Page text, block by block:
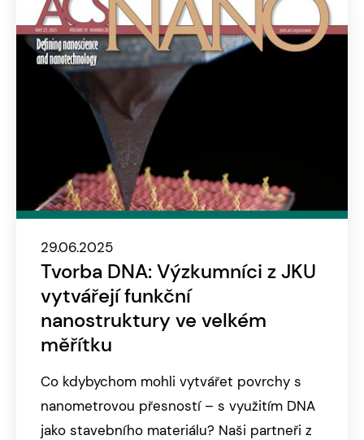
29.06.2025
Tvorba DNA: Výzkumníci z JKU
vytvářejí funkční
nanostruktury ve velkém
měřítku
Co kdybychom mohli vytvářet povrchy s
nanometrovou přesností – s využitím DNA
jako stavebního materiálu? Naši partneři z